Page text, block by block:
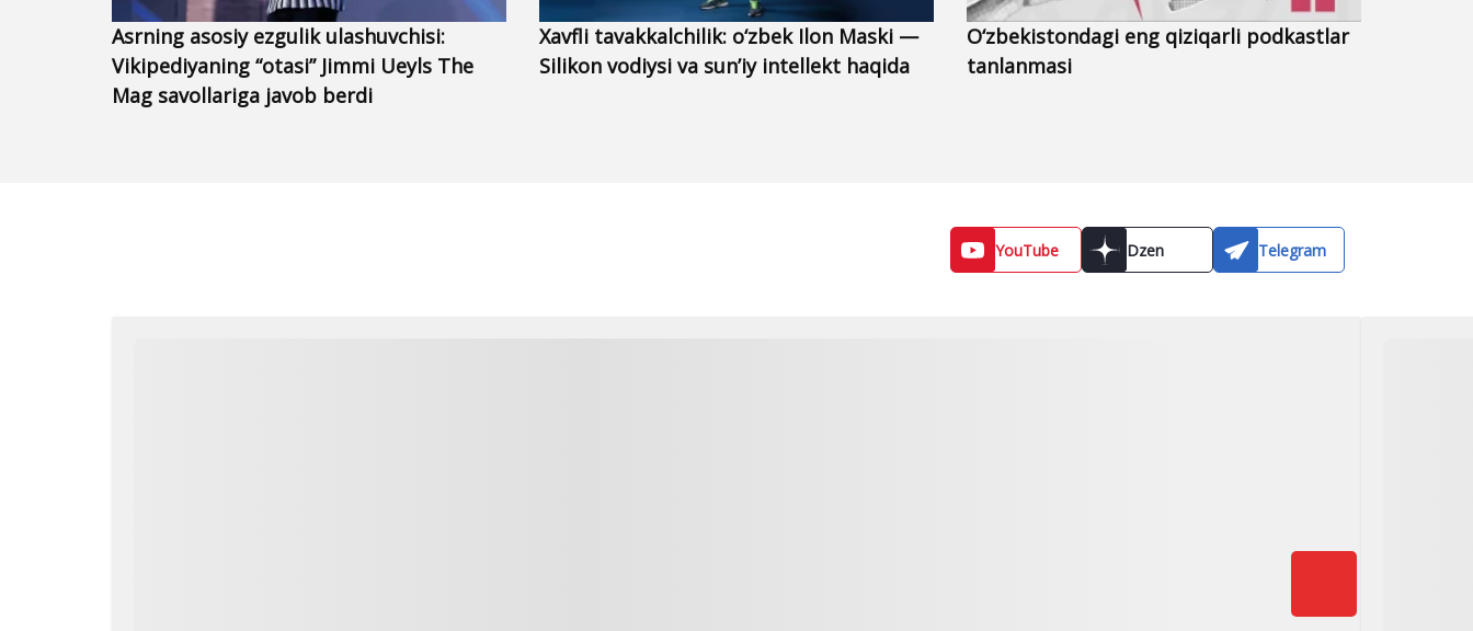
Asrning asosiy ezgulik ulashuvchisi:
Vikipediyaning “otasi” Jimmi Ueyls The
Mag savollariga javob berdi
Xavfli tavakkalchilik: o‘zbek Ilon Maski —
Silikon vodiysi va sun’iy intellekt haqida
O‘zbekistondagi eng qiziqarli podkastlar
tanlanmasi
YouTube Dzen Telegram